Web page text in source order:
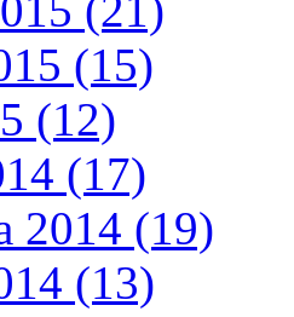
(21)
(15)
(12)
(17)
2014 (19)
(13)